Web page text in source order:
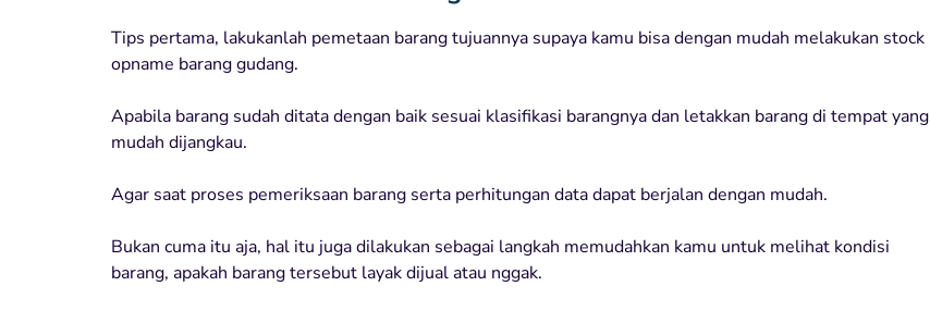
Tips pertama, lakukanlah pemetaan barang tujuannya supaya kamu bisa dengan mudah melakukan stock
opname barang gudang.
Apabila barang sudah ditata dengan baik sesuai klasifikasi barangnya dan letakkan barang di tempat yang
mudah dijangkau.
Agar saat proses pemeriksaan barang serta perhitungan data dapat berjalan dengan mudah.
Bukan cuma itu aja, hal itu juga dilakukan sebagai langkah memudahkan kamu untuk melihat kondisi
barang, apakah barang tersebut layak dijual atau nggak.